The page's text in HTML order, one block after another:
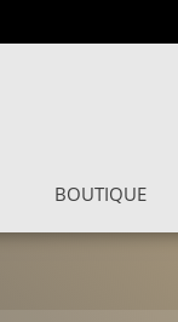
BOUTIQUE